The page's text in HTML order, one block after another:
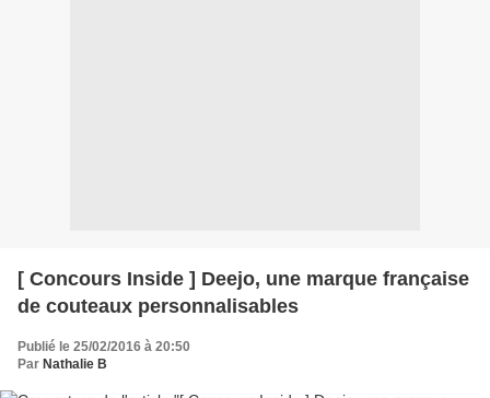
[ Concours Inside ] Deejo, une marque française
de couteaux personnalisables
Publié le 25/02/2016 à 20:50
Par Nathalie B